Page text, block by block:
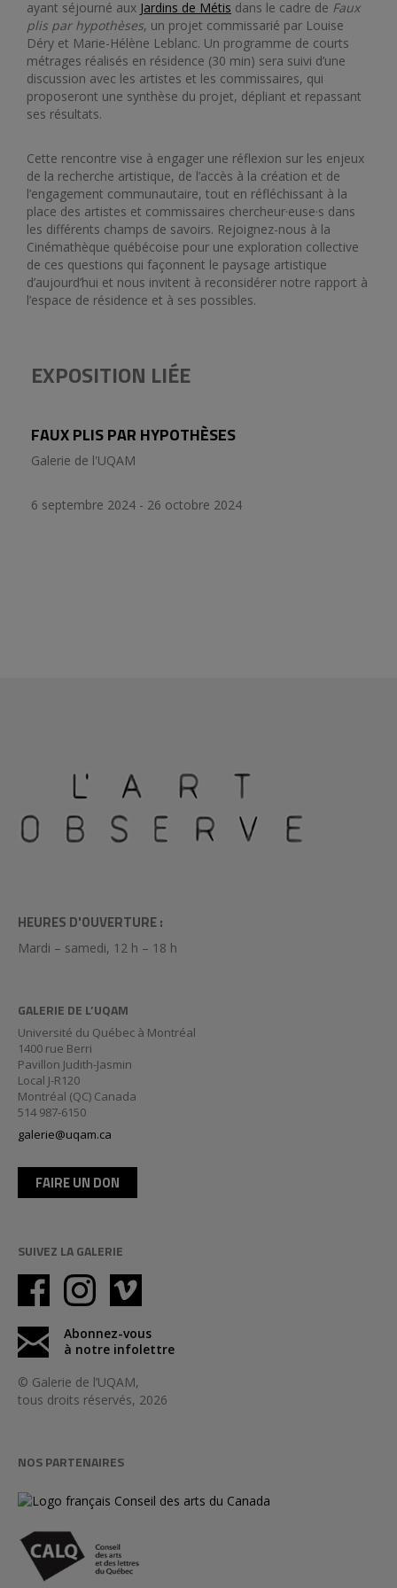
ayant séjourné aux Jardins de Métis dans le cadre de Faux
plis par hypothèses, un projet commissarié par Louise
Déry et Marie-Hélène Leblanc. Un programme de courts
métrages réalisés en résidence (30 min) sera suivi d’une
discussion avec les artistes et les commissaires, qui
proposeront une synthèse du projet, dépliant et repassant
ses résultats.
Cette rencontre vise à engager une réflexion sur les enjeux
de la recherche artistique, de l’accès à la création et de
l’engagement communautaire, tout en réfléchissant à la
place des artistes et commissaires chercheur·euse·s dans
les différents champs de savoirs. Rejoignez-nous à la
Cinémathèque québécoise pour une exploration collective
de ces questions qui façonnent le paysage artistique
d’aujourd’hui et nous invitent à reconsidérer notre rapport à
l’espace de résidence et à ses possibles.
EXPOSITION LIÉE
FAUX PLIS PAR HYPOTHÈSES
Galerie de l'UQAM
6 septembre 2024 - 26 octobre 2024
HEURES D'OUVERTURE :
Mardi – samedi, 12 h – 18 h
GALERIE DE L’UQAM
Université du Québec à Montréal
1400 rue Berri
Pavillon Judith-Jasmin
Local J-R120
Montréal (QC) Canada
514 987-6150
galerie@uqam.ca
FAIRE UN DON
SUIVEZ LA GALERIE
Abonnez-vous
à notre infolettre
© Galerie de l’UQAM,
tous droits réservés, 2026
NOS PARTENAIRES